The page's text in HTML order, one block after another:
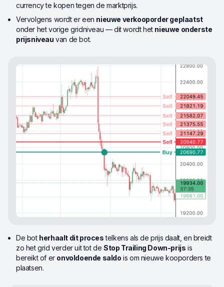
currency te kopen tegen de marktprijs.
Vervolgens wordt er een nieuwe verkooporder geplaatst
onder het vorige gridniveau — dit wordt het nieuwe onderste
prijsniveau van de bot.
De bot herhaalt dit procestelkens als de prijs daalt, en breidt
zo het grid verder uit tot deStop Trailing Down-prijs is
bereikt of er onvoldoende saldo is om nieuwe kooporders te
plaatsen.